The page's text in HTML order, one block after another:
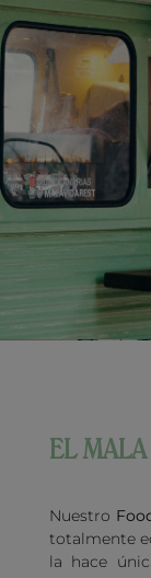
EL
Nuestro
totalmente
la hace